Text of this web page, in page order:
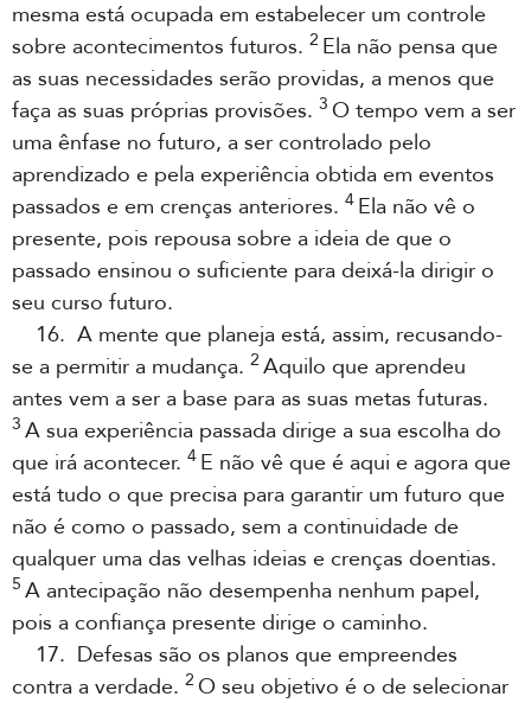
mesma está ocupada em estabelecer um controle
sobre acontecimentos futuros. 2 Ela não pensa que
as suas necessidades serão providas, a menos que
faça as suas próprias provisões. 3 O tempo vem a ser
uma ênfase no futuro, a ser controlado pelo
aprendizado e pela experiência obtida em eventos
passados e em crenças anteriores. 4 Ela não vê o
presente, pois repousa sobre a ideia de que o
passado ensinou o suficiente para deixá-la dirigir o
seu curso futuro.
16. A mente que planeja está, assim, recusando-
se a permitir a mudança. 2 Aquilo que aprendeu
antes vem a ser a base para as suas metas futuras.
3 A sua experiência passada dirige a sua escolha do
que irá acontecer. 4 E não vê que é aqui e agora que
está tudo o que precisa para garantir um futuro que
não é como o passado, sem a continuidade de
qualquer uma das velhas ideias e crenças doentias.
5 A antecipação não desempenha nenhum papel,
pois a confiança presente dirige o caminho.
17. Defesas são os planos que empreendes
contra a verdade. 2 O seu objetivo é o de selecionar